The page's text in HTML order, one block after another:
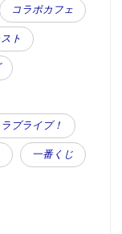
コラボカフェ
ト
ラブライブ！
一番くじ